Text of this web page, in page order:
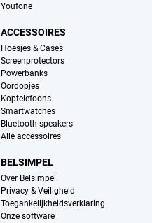
Youfone
ACCESSOIRES
Hoesjes & Cases
Screenprotectors
Powerbanks
Oordopjes
Koptelefoons
Smartwatches
Bluetooth speakers
Alle accessoires
BELSIMPEL
Over Belsimpel
Privacy & Veiligheid
Toegankelijkheidsverklaring
Onze software